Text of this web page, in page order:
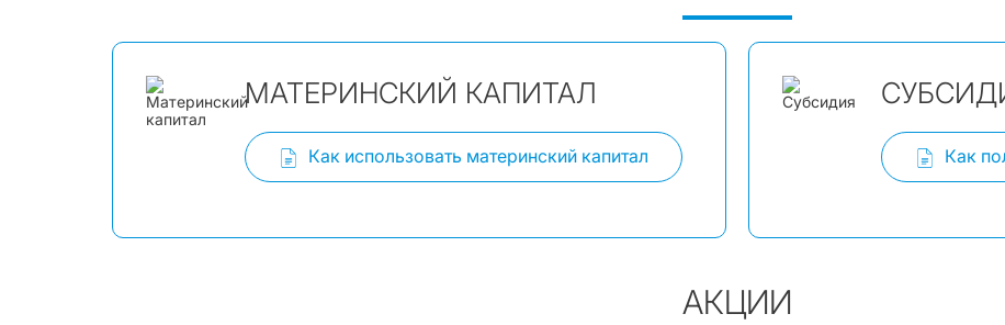
МАТЕРИНСКИЙ КАПИТАЛ
Как использовать материнский капитал Как
АКЦИИ